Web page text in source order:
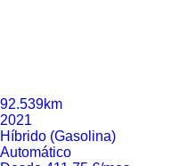
92.539km
2021
Híbrido (Gasolina)
Automático